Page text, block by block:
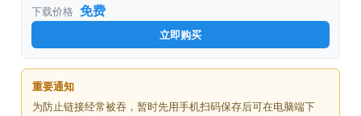
下载价格 免费
立即购买
重要通知
为防止链接经常被吞，暂时先用手机扫码保存后可在电脑端下